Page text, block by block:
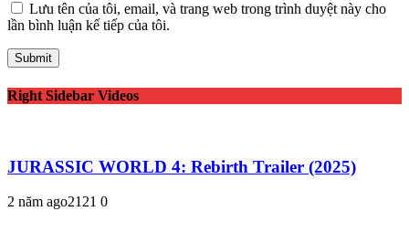
Lưu tên của tôi, email, và trang web trong trình duyệt này cho
lần bình luận kế tiếp của tôi.
Right Sidebar Videos
JURASSIC WORLD 4: Rebirth Trailer (2025)
2 năm ago2121 0